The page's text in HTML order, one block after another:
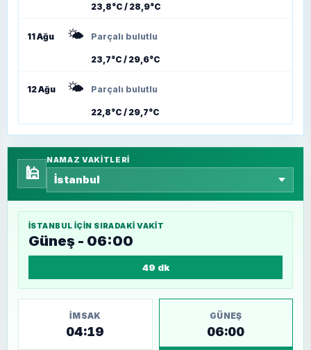
23,8°C / 28,9°C
11 Ağu 🌤️ Parçalı bulutlu
23,7°C / 29,6°C
12 Ağu 🌤️ Parçalı bulutlu
22,8°C / 29,7°C
🕌
NAMAZ VAKITLERI
İSTANBUL IÇIN SIRADAKI VAKIT
Güneş - 06:00
49 dk
İMSAK
04:19
GÜNEŞ
06:00